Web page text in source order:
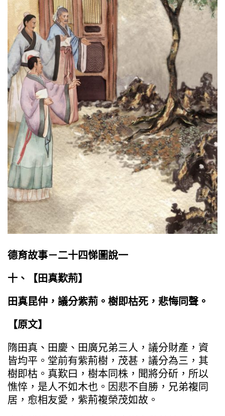
德育故事－二十四悌圖說一
十、【田真歎荊】
田真昆仲，議分紫荊。樹即枯死，悲悔同聲。
【原文】
隋田真、田慶、田廣兄弟三人，議分財產，資
皆均平。堂前有紫荊樹，茂甚，議分為三，其
樹即枯。真歎曰，樹本同株，聞將分斫，所以
憔悴，是人不如木也。因悲不自勝，兄弟複同
居，愈相友愛，紫荊複榮茂如故。